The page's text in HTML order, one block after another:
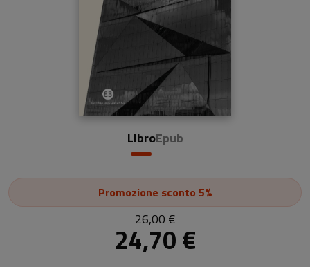
LibroEpub
Promozione sconto 5%
26,00 €
24,70 €